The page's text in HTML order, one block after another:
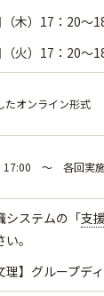
木）17：20～
火）17：20～
オンライン形式
17:00 ～ 各回実施
システムの「支
。
理】グループデ